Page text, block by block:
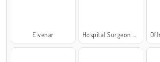
Elvenar